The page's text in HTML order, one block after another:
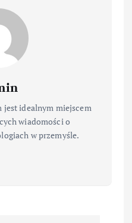
jest idealnym miejscem
wiadomości o
w przemyśle.